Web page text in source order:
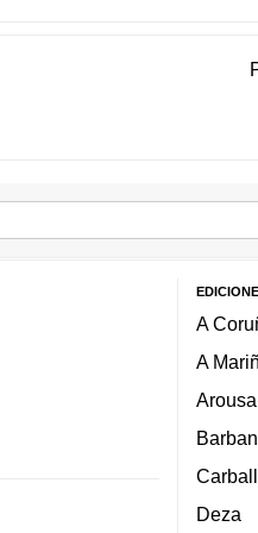
A
A
Arousa
Deza